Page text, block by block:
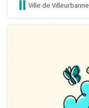
Ville de Villeurbanne